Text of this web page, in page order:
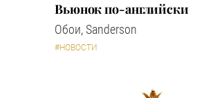
Вьюнок по-английски
Обои, Sanderson
#НОВОСТИ